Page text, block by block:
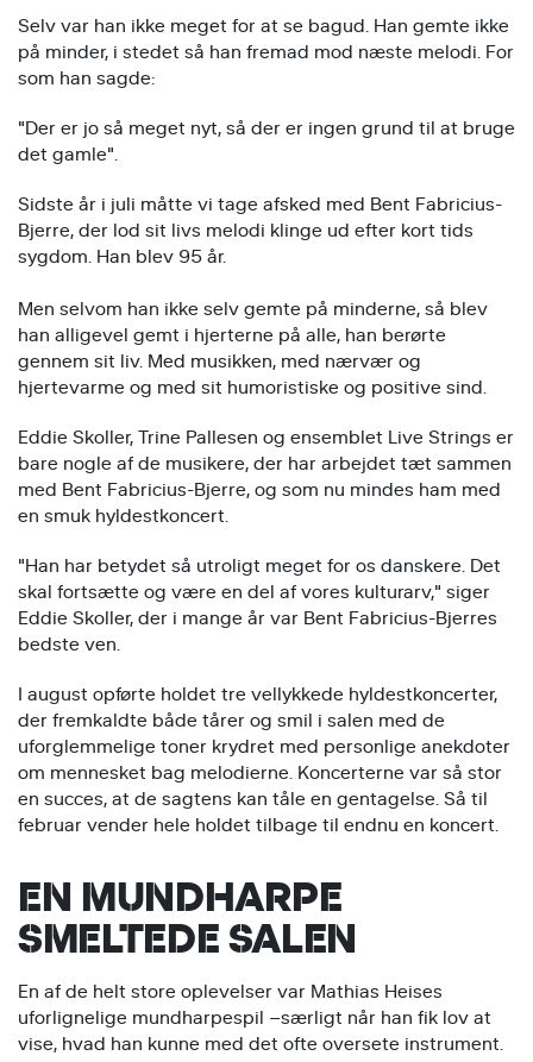
Selv var han ikke meget for at se bagud. Han gemte ikke
på minder, i stedet så han fremad mod næste melodi. For
som han sagde:
"Der er jo så meget nyt, så der er ingen grund til at bruge
det gamle".
Sidste år i juli måtte vi tage afsked med Bent Fabricius-
Bjerre, der lod sit livs melodi klinge ud efter kort tids
sygdom. Han blev 95 år.
Men selvom han ikke selv gemte på minderne, så blev
han alligevel gemt i hjerterne på alle, han berørte
gennem sit liv. Med musikken, med nærvær og
hjertevarme og med sit humoristiske og positive sind.
Eddie Skoller, Trine Pallesen og ensemblet Live Strings er
bare nogle af de musikere, der har arbejdet tæt sammen
med Bent Fabricius-Bjerre, og som nu mindes ham med
en smuk hyldestkoncert.
"Han har betydet så utroligt meget for os danskere. Det
skal fortsætte og være en del af vores kulturarv," siger
Eddie Skoller, der i mange år var Bent Fabricius-Bjerres
bedste ven.
I august opførte holdet tre vellykkede hyldestkoncerter,
der fremkaldte både tårer og smil i salen med de
uforglemmelige toner krydret med personlige anekdoter
om mennesket bag melodierne. Koncerterne var så stor
en succes, at de sagtens kan tåle en gentagelse. Så til
februar vender hele holdet tilbage til endnu en koncert.
EN MUNDHARPE
SMELTEDE SALEN
En af de helt store oplevelser var Mathias Heises
uforlignelige mundharpespil –særligt når han fik lov at
vise, hvad han kunne med det ofte oversete instrument.